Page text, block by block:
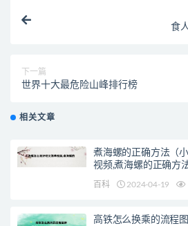
食
下一篇
世界十大最危险山峰排行榜
相关文章
煮海螺的正确方法（
视频,煮海螺的正确方
百科 2024-04-19
高铁怎么换乘的流程